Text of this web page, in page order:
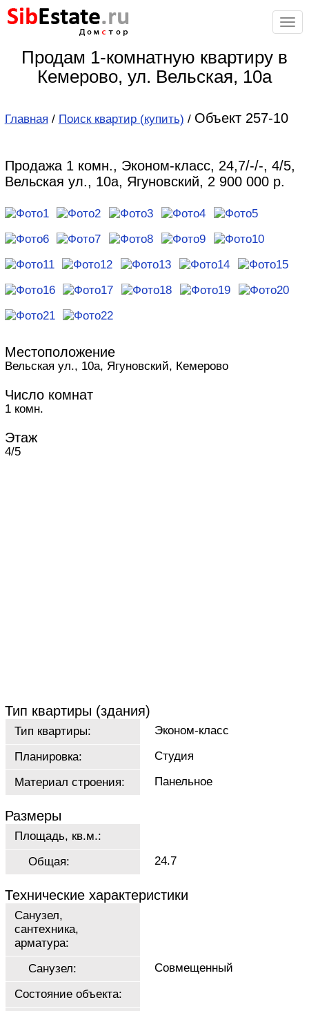
SibEstate.ru
стор
Продам 1-комнатную квартиру в
Кемерово, ул. Вельская, 10а
Главная / Поиск квартир (купить) / Объект 257-10
Продажа 1 комн., Эконом-класс, 24,7/-/-, 4/5,
Вельская ул., 10а, Ягуновский, 2 900 000 р.
Местоположение
Вельская ул., 10а, Ягуновский, Кемерово
Число комнат
1 комн.
Этаж
4/5
Тип квартиры (здания)
Тип квартиры:
Эконом-класс
Планировка:
Студия
Материал строения:
Панельное
Размеры
Площадь, кв.м.:
Общая:
24.7
Технические характеристики
Санузел,
сантехника,
арматура:
Санузел:
Совмещенный
Состояние объекта: